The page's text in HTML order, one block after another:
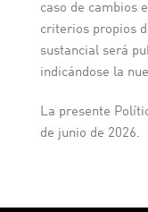
caso de cambios
criterios propios
sustancial será
indicándose la
La presente
de junio de 2026.